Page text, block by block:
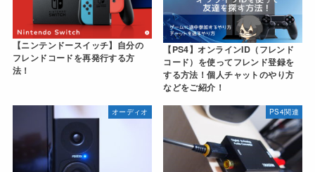
【ニンテンドースイッチ】自分の
フレンドコードを再発行する方
法！
【PS4】オンラインID（フレンド
コード）を使ってフレンド登録を
する方法！個人チャットのやり方
などをご紹介！
オーディオ PS4関連